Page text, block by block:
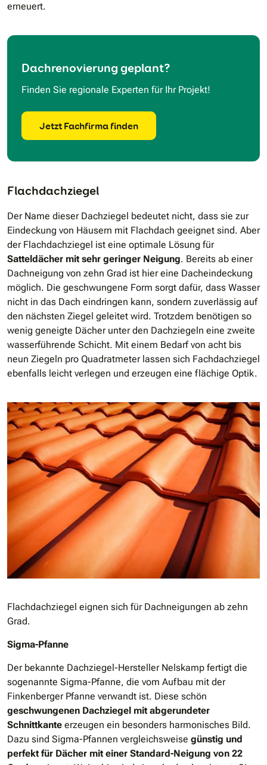
erneuert.
Dachrenovierung geplant?
Finden Sie regionale Experten für Ihr Projekt!
Jetzt Fachfirma finden
Flachdachziegel
Der Name dieser Dachziegel bedeutet nicht, dass sie zur
Eindeckung von Häusern mit Flachdach geeignet sind. Aber
der Flachdachziegel ist eine optimale Lösung für
Satteldächer mit sehr geringer Neigung. Bereits ab einer
Dachneigung von zehn Grad ist hier eine Dacheindeckung
möglich. Die geschwungene Form sorgt dafür, dass Wasser
nicht in das Dach eindringen kann, sondern zuverlässig auf
den nächsten Ziegel geleitet wird. Trotzdem benötigen so
wenig geneigte Dächer unter den Dachziegeln eine zweite
wasserführende Schicht. Mit einem Bedarf von acht bis
neun Ziegeln pro Quadratmeter lassen sich Fachdachziegel
ebenfalls leicht verlegen und erzeugen eine flächige Optik.
Flachdachziegel eignen sich für Dachneigungen ab zehn
Grad.
Sigma-Pfanne
Der bekannte Dachziegel-Hersteller Nelskamp fertigt die
sogenannte Sigma-Pfanne, die vom Aufbau mit der
Finkenberger Pfanne verwandt ist. Diese schön
geschwungenen Dachziegel mit abgerundeter
Schnittkante erzeugen ein besonders harmonisches Bild.
Dazu sind Sigma-Pfannen vergleichsweise günstig und
perfekt für Dächer mit einer Standard-Neigung von 22